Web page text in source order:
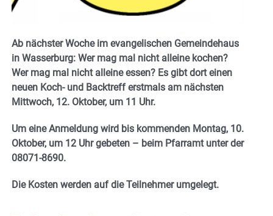
Ab nächster Woche im evangelischen Gemeindehaus
in Wasserburg: Wer mag mal nicht alleine kochen?
Wer mag mal nicht alleine essen? Es gibt dort einen
neuen Koch- und Backtreff erstmals am nächsten
Mittwoch, 12. Oktober, um 11 Uhr.
Um eine Anmeldung wird bis kommenden Montag, 10.
Oktober, um 12 Uhr gebeten – beim Pfarramt unter der
08071-8690.
Die Kosten werden auf die Teilnehmer umgelegt.